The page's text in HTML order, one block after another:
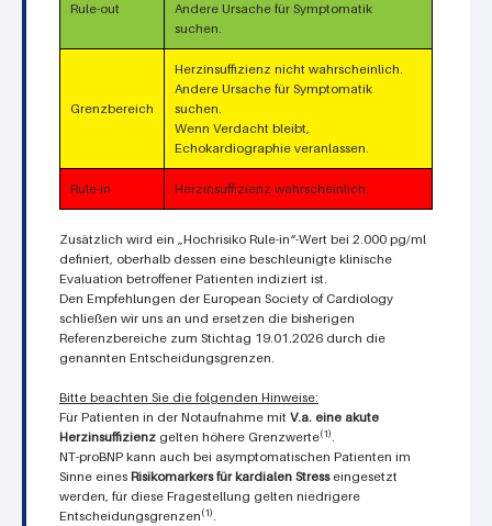
Rule-out
Andere Ursache für Symptomatik
suchen.
Grenzbereich
Herzinsuffizienz nicht wahrscheinlich.
Andere Ursache für Symptomatik
suchen.
Wenn Verdacht bleibt,
Echokardiographie veranlassen.
Rule-in Herzinsuffizienz wahrscheinlich.
Zusätzlich wird ein „Hochrisiko Rule-in“-Wert bei 2.000 pg/ml
definiert, oberhalb dessen eine beschleunigte klinische
Evaluation betroffener Patienten indiziert ist.
Den Empfehlungen der European Society of Cardiology
schließen wir uns an und ersetzen die bisherigen
Referenzbereiche zum Stichtag 19.01.2026 durch die
genannten Entscheidungsgrenzen.
Bitte beachten Sie die folgenden Hinweise:
Für Patienten in der Notaufnahme mit V.a. eine akute
Herzinsuffizienz gelten höhere Grenzwerte(1) .
NT-proBNP kann auch bei asymptomatischen Patienten im
Sinne eines Risikomarkers für kardialen Stresseingesetzt
werden, für diese Fragestellung gelten niedrigere
Entscheidungsgrenzen (1) .